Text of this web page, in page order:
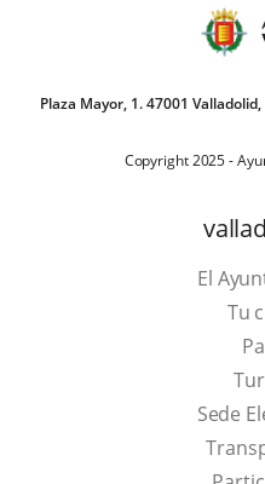
Plaza Mayor, 1. 47001
Copyright 2025 -
El
Tu
Sede